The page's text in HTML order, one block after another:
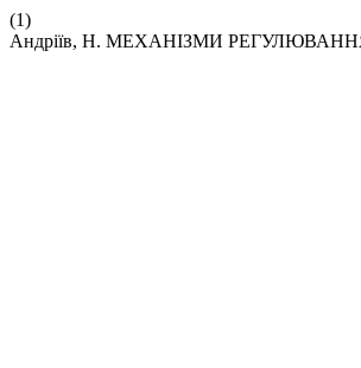
(1)
Андріїв, Н. МЕХАНІЗМИ